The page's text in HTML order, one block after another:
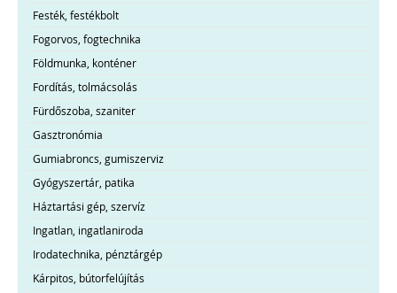
Festék, festékbolt
Fogorvos, fogtechnika
Földmunka, konténer
Fordítás, tolmácsolás
Fürdőszoba, szaniter
Gasztronómia
Gumiabroncs, gumiszerviz
Gyógyszertár, patika
Háztartási gép, szervíz
Ingatlan, ingatlaniroda
Irodatechnika, pénztárgép
Kárpitos, bútorfelújítás